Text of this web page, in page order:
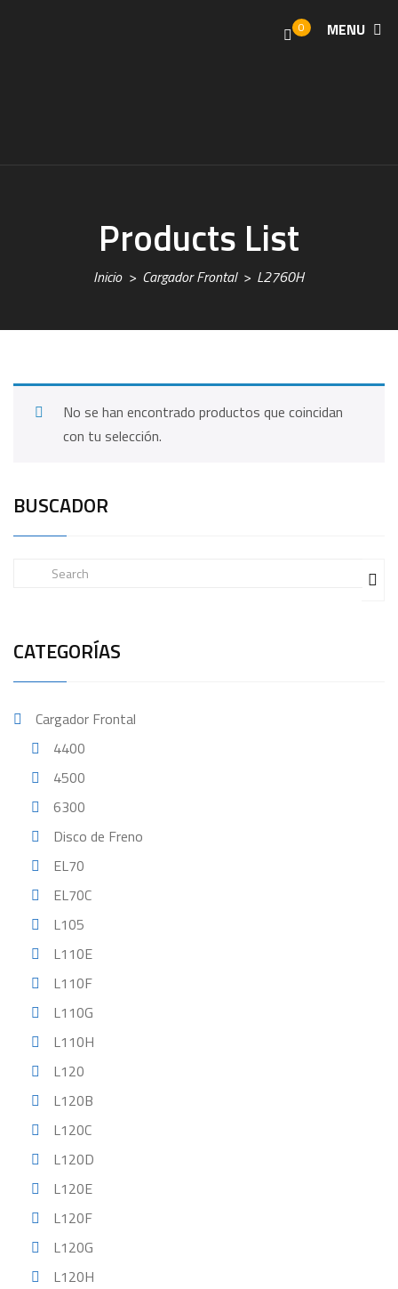
MENU
0
Products List
Inicio Cargador Frontal L2760H
No se han encontrado productos que coincidan
con tu selección.
BUSCADOR
CATEGORÍAS
Cargador Frontal
4400
4500
6300
Disco de Freno
EL70
EL70C
L105
L110E
L110F
L110G
L110H
L120
L120B
L120C
L120D
L120E
L120F
L120G
L120H